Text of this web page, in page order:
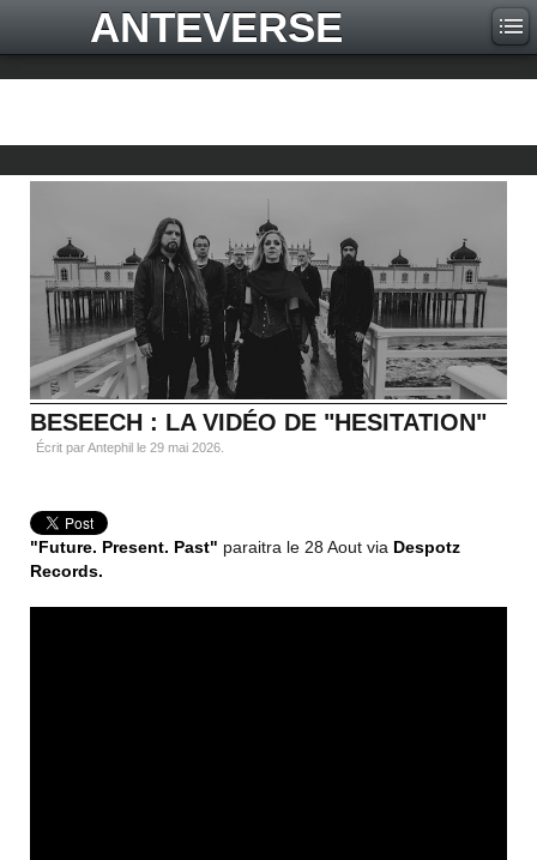
ANTEVERSE
BESEECH : LA VIDÉO DE "HESITATION"
Écrit par Antephil le 29 mai 2026
"Future. Present. Past" paraitra le 28 Aout via Despotz
Records.